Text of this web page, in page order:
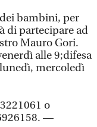
bambini, per
di partecipare ad
Mauro Gori.
alle 9;difesa
mercoledì
o
—